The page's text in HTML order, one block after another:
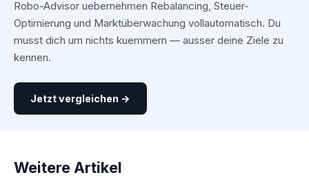
Robo-Advisor uebernehmen Rebalancing, Steuer-
Optimierung und Marktüberwachung vollautomatisch. Du
musst dich um nichts kuemmern — ausser deine Ziele zu
kennen.
Jetzt vergleichen →
Weitere Artikel